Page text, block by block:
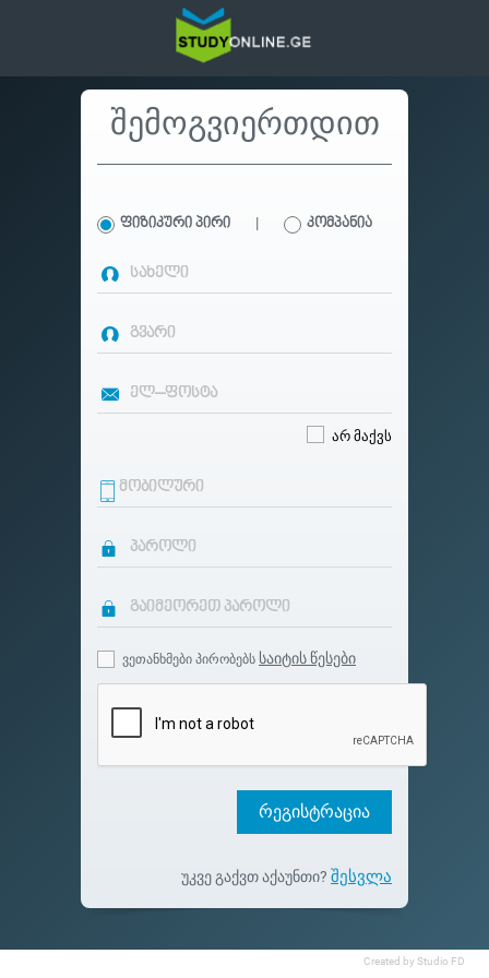
შემოგვიერთდით
ფიზიკური პირი | კომპანია
არ მაქვს
ვეთანხმები პირობებს საიტის წესები
რეგისტრაცია
უკვე გაქვთ აქაუნთი? შესვლა
Created by Studio FD